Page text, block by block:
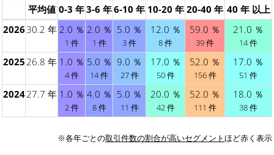
平均値 0-3 年3-6 年6-10 年 10-20 年 20-40 年 40 年 以上
2026 30.2 年 2.0 ％
1 件
2.0 ％
1 件
5.0 ％
3 件
12.0 ％
8 件
59.0 ％
39 件
21.0 ％
14 件
2025 26.8 年 1.0 ％
4 件
5.0 ％
14 件
9.0 ％
27 件
17.0 ％
50 件
52.0 ％
156 件
17.0 ％
51 件
202427.7 年 1.0 ％
2 件
4.0 ％
8 件
5.0 ％
11 件
20.0 ％
42 件
52.0 ％
111 件
18.0 ％
38 件
※各年ごとの取引件数の割合が高いセグメントほど赤く表示